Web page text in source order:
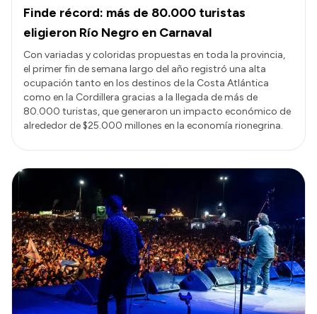
Finde récord: más de 80.000 turistas
eligieron Río Negro en Carnaval
Con variadas y coloridas propuestas en toda la provincia,
el primer fin de semana largo del año registró una alta
ocupación tanto en los destinos de la Costa Atlántica
como en la Cordillera gracias a la llegada de más de
80.000 turistas, que generaron un impacto económico de
alrededor de $25.000 millones en la economía rionegrina.